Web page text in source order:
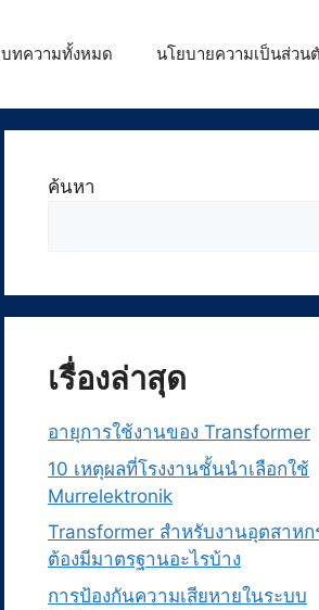
บทความทั้งหมด นโยบายความเป็นส่วน
ค้นหา
เรื่องล่าสุด
อายุการใช้งานของ Transformer
10 เหตุผลที่โรงงานชั้นนำเลือกใช้
Murrelektronik
Transformer สำหรับงานอุตสาหก
ต้องมีมาตรฐานอะไรบ้าง
การป้องกันความเสียหายในระบบ